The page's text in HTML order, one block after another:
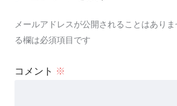
メールアドレスが公開されることはありま
る欄は必須項目です
コメント ※